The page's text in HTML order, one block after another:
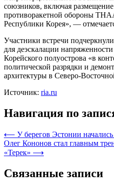
союзников, включая
противоракетной обороны
Республики Корея», —
Участники встречи
для деэскалации
Корейского полуострова «в
политической разрядки и
архитектуры в Северо-
Источник: ria.ru
Навигация по
⟵ У берегов Эстонии
Олег Кононов стал главным
«Терек» ⟶
Связанные записи